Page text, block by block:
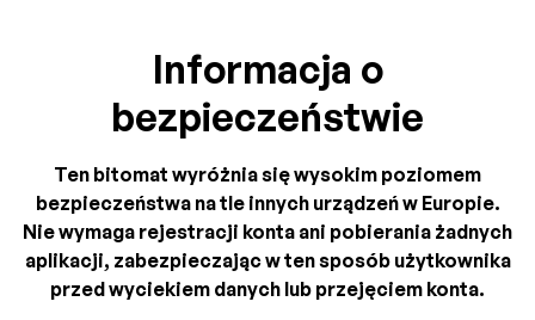
Informacja o
bezpieczeństwie
Ten bitomat wyróżnia się wysokim poziomem
bezpieczeństwa na tle innych urządzeń w Europie.
Nie wymaga rejestracji konta ani pobierania żadnych
aplikacji, zabezpieczając w ten sposób użytkownika
przed wyciekiem danych lub przejęciem konta.